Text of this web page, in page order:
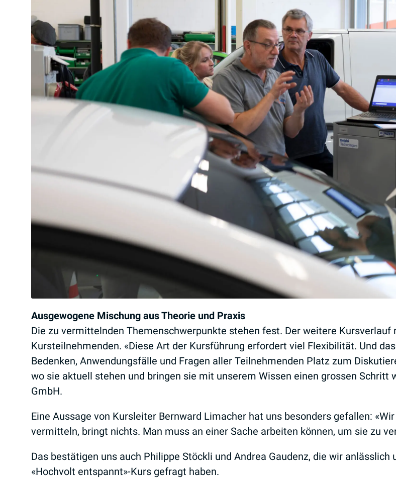
Ausgewogene Mischung aus Theorie und Praxis
Die zu vermittelnden Themenschwerpunkte stehen fest. Der weitere Kursverlauf
Kursteilnehmenden. «Diese Art der Kursführung erfordert viel Flexibilität. Und
Bedenken, Anwendungsfälle und Fragen aller Teilnehmenden Platz zum
wo sie aktuell stehen und bringen sie mit unserem Wissen einen grossen Schritt
GmbH.
Eine Aussage von Kursleiter Bernward Limacher hat uns besonders gefallen:
vermitteln, bringt nichts. Man muss an einer Sache arbeiten können, um sie zu
Das bestätigen uns auch Philippe Stöckli und Andrea Gaudenz, die wir
«Hochvolt entspannt»-Kurs gefragt haben.